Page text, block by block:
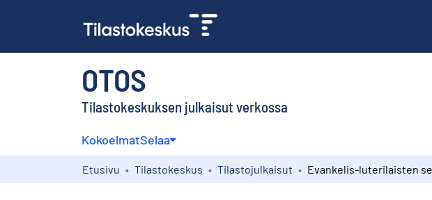
OTOS
Tilastokeskuksen julkaisut verkossa
KokoelmatSelaa
Etusivu Tilastokeskus Tilastojulkaisut